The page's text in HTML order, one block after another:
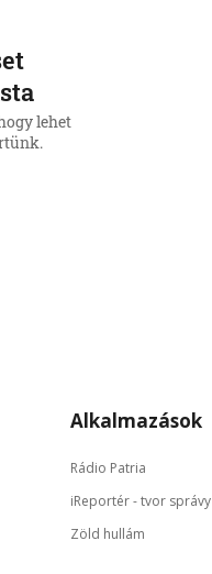
lehet
Alkalmazások
Rádio Patria
iReportér - tvor správy
Zöld hullám